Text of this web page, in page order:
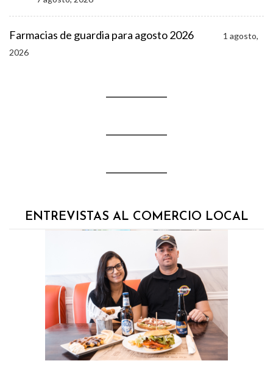
Farmacias de guardia para agosto 2026
1 agosto,
2026
ENTREVISTAS AL COMERCIO LOCAL